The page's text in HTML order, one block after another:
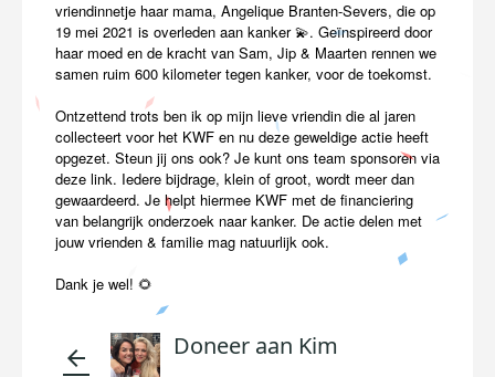
vriendinnetje haar mama, Angelique Branten-Severs, die op
19 mei 2021 is overleden aan kanker 💫. Geïnspireerd door
haar moed en de kracht van Sam, Jip & Maarten rennen we
samen ruim 600 kilometer tegen kanker, voor de toekomst.
Ontzettend trots ben ik op mijn lieve vriendin die al jaren
collecteert voor het KWF en nu deze geweldige actie heeft
opgezet. Steun jij ons ook? Je kunt ons team sponsoren via
deze link. Iedere bijdrage, klein of groot, wordt meer dan
gewaardeerd. Je helpt hiermee KWF met de financiering
van belangrijk onderzoek naar kanker. De actie delen met
jouw vrienden & familie mag natuurlijk ook.
Dank je wel! 🌻
arrow_back Doneer aan Kim